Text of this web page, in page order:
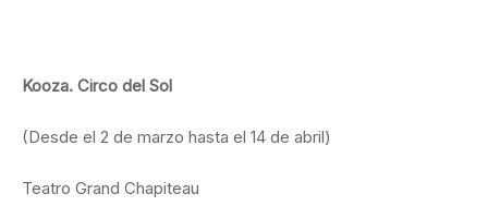
Kooza. Circo del Sol
(Desde el 2 de marzo hasta el 14 de abril)
Teatro Grand Chapiteau